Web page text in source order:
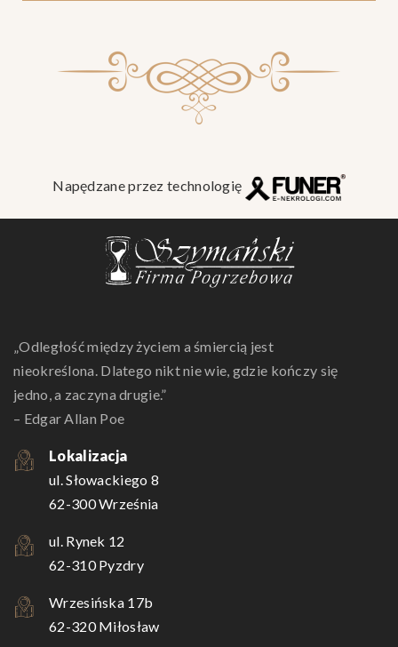
Napędzane przez technologię
„Odległość między życiem a śmiercią jest
nieokreślona. Dlatego nikt nie wie, gdzie kończy się
jedno, a zaczyna drugie.”
– Edgar Allan Poe
Lokalizacja
ul. Słowackiego 8
62-300 Września
ul. Rynek 12
62-310 Pyzdry
Wrzesińska 17b
62-320 Miłosław